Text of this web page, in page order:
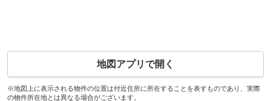
地図アプリで開く
※地図上に表示される物件の位置は付近住所に所在することを表すものであり、実際
の物件所在地とは異なる場合がございます。